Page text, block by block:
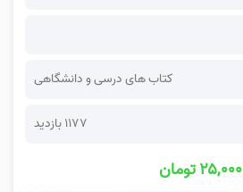
کتاب های درسی و دانشگاهی
1177 بازدید
۲۵,۰۰۰ تومان